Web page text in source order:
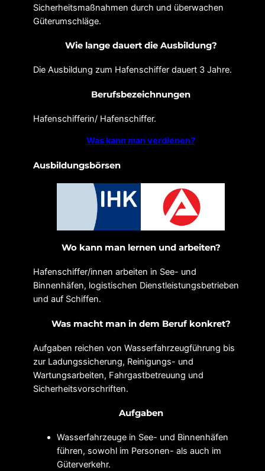
Sicherheitsmaßnahmen durch und überwachen
Güterumschläge.
Wie lange dauert die Ausbildung?
Die Ausbildung zum Hafenschiffer dauert 3 Jahre.
Berufsbezeichnungen
Hafenschifferin/ Hafenschiffer.
Was kann man verdienen?
Ausbildungsbörsen
Wo kann man lernen und arbeiten?
Hafenschiffer/innen arbeiten in See- und
Binnenhäfen, logistischen Dienstleistungsbetrieben
und auf Schiffen.
Was macht man in dem Beruf konkret?
Aufgaben reichen von Wasserfahrzeugführung bis
zur Ladungssicherung, Reinigungs- und
Wartungsarbeiten, Fahrgastbetreuung und
Sicherheitsvorschriften.
Aufgaben
Wasserfahrzeuge in See- und Binnenhäfen
führen, sowohl im Personen- als auch im
Güterverkehr.